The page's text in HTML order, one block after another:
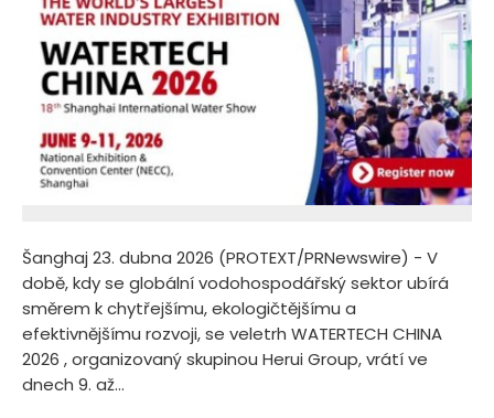
Šanghaj 23. dubna 2026 (PROTEXT/PRNewswire) - V
době, kdy se globální vodohospodářský sektor ubírá
směrem k chytřejšímu, ekologičtějšímu a
efektivnějšímu rozvoji, se veletrh WATERTECH CHINA
2026 , organizovaný skupinou Herui Group, vrátí ve
dnech 9. až...